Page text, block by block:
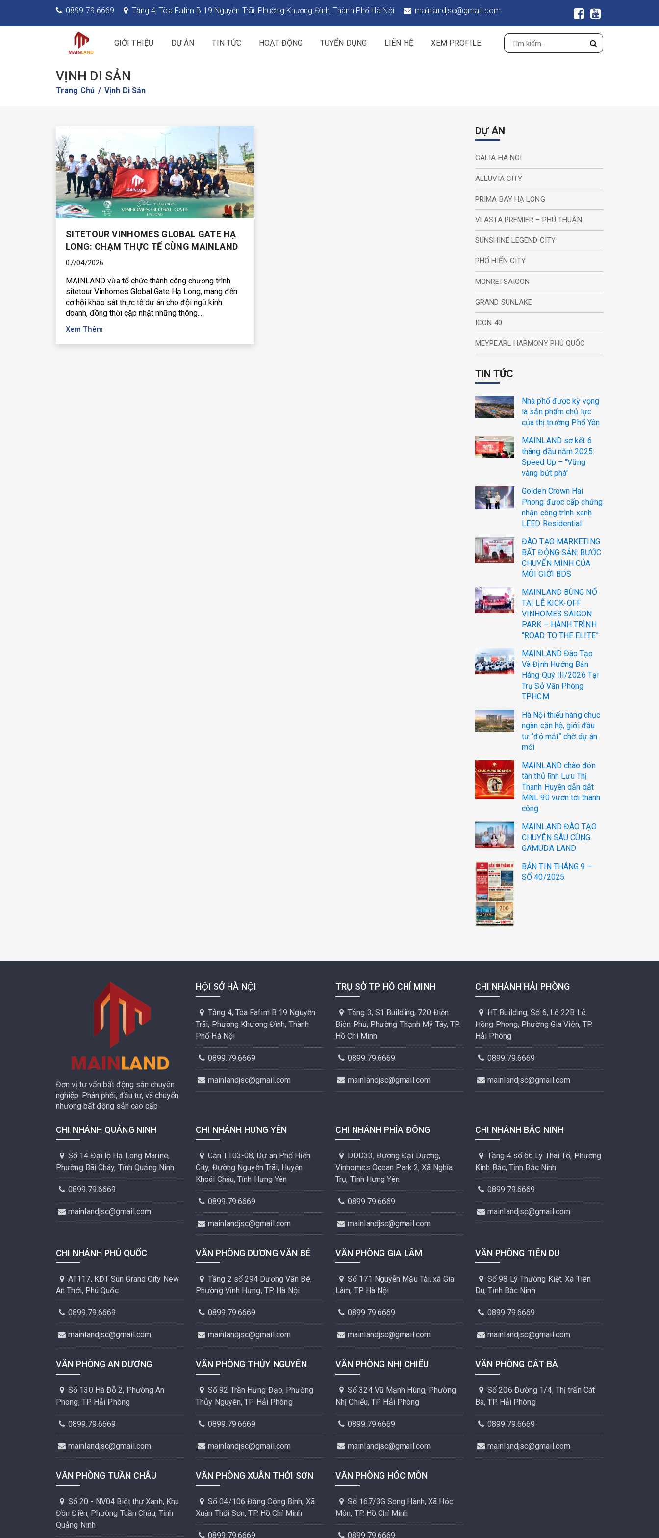
0899.79.6669 Tầng 4, Tòa Fafim B 19 Nguyễn Trãi, Phường Khương Đình, Thành Phố Hà Nội mainlandjsc@gmail.com
GIỚI THIỆU DỰ ÁN TIN TỨC HOẠT ĐỘNG TUYỂN DỤNG LIÊN HỆ XEM PROFILE
VỊNH DI SẢN
Trang Chủ Vịnh Di Sản
SITETOUR VINHOMES GLOBAL GATE HẠ
LONG: CHẠM THỰC TẾ CÙNG MAINLAND
07/04/2026
MAINLAND vừa tổ chức thành công chương trình
sitetour Vinhomes Global Gate Hạ Long, mang đến
cơ hội khảo sát thực tế dự án cho đội ngũ kinh
doanh, đồng thời cập nhật những thông...
Xem Thêm
DỰ ÁN
GALIA HA NOI
ALLUVIA CITY
PRIMA BAY HẠ LONG
VLASTA PREMIER – PHÚ THUẬN
SUNSHINE LEGEND CITY
PHỐ HIẾN CITY
MONREI SAIGON
GRAND SUNLAKE
ICON 40
MEYPEARL HARMONY PHÚ QUỐC
TIN TỨC
Nhà phố được kỳ vọng
là sản phẩm chủ lực
của thị trường Phổ Yên
MAINLAND sơ kết 6
tháng đầu năm 2025:
Speed Up – “Vững
vàng bứt phá”
Golden Crown Hai
Phong được cấp chứng
nhận công trình xanh
LEED Residential
ĐÀO TẠO MARKETING
BẤT ĐỘNG SẢN: BƯỚC
CHUYỂN MÌNH CỦA
MÔI GIỚI BDS
MAINLAND BÙNG NỔ
TẠI LỄ KICK-OFF
VINHOMES SAIGON
PARK – HÀNH TRÌNH
“ROAD TO THE ELITE”
MAINLAND Đào Tạo
Và Định Hướng Bán
Hàng Quý III/2026 Tại
Trụ Sở Văn Phòng
TP.HCM
Hà Nội thiếu hàng chục
ngàn căn hộ, giới đầu
tư “đỏ mắt” chờ dự án
mới
MAINLAND chào đón
tân thủ lĩnh Lưu Thị
Thanh Huyền dẫn dắt
MNL 90 vươn tới thành
công
MAINLAND ĐÀO TẠO
CHUYÊN SÂU CÙNG
GAMUDA LAND
BẢN TIN THÁNG 9 –
SỐ 40/2025
Đơn vị tư vấn bất động sản chuyên
nghiệp. Phân phối, đầu tư, và chuyển
nhượng bất động sản cao cấp
HỘI SỞ HÀ NỘI
Tầng 4, Tòa Fafim B 19 Nguyễn
Trãi, Phường Khương Đình, Thành
Phố Hà Nội
0899.79.6669
mainlandjsc@gmail.com
TRỤ SỞ TP. HỒ CHÍ MINH
Tầng 3, S1 Building, 720 Điện
Biên Phủ, Phường Thạnh Mỹ Tây, TP.
Hồ Chí Minh
0899.79.6669
mainlandjsc@gmail.com
CHI NHÁNH HẢI PHÒNG
HT Building, Số 6, Lô 22B Lê
Hồng Phong, Phường Gia Viên, TP.
Hải Phòng
0899.79.6669
mainlandjsc@gmail.com
CHI NHÁNH QUẢNG NINH
Số 14 Đại lộ Hạ Long Marine,
Phường Bãi Cháy, Tỉnh Quảng Ninh
0899.79.6669
mainlandjsc@gmail.com
CHI NHÁNH HƯNG YÊN
Căn TT03-08, Dự án Phố Hiến
City, Đường Nguyễn Trãi, Huyện
Khoái Châu, Tỉnh Hưng Yên
0899.79.6669
mainlandjsc@gmail.com
CHI NHÁNH PHÍA ĐÔNG
DDD33, Đường Đại Dương,
Vinhomes Ocean Park 2, Xã Nghĩa
Trụ, Tỉnh Hưng Yên
0899.79.6669
mainlandjsc@gmail.com
CHI NHÁNH BẮC NINH
Tầng 4 số 66 Lý Thái Tổ, Phường
Kinh Bắc, Tỉnh Bắc Ninh
0899.79.6669
mainlandjsc@gmail.com
CHI NHÁNH PHÚ QUỐC
AT117, KĐT Sun Grand City New
An Thới, Phú Quốc
0899.79.6669
mainlandjsc@gmail.com
VĂN PHÒNG DƯƠNG VĂN BÉ
Tầng 2 số 294 Dương Văn Bé,
Phường Vĩnh Hưng, TP. Hà Nội
0899.79.6669
mainlandjsc@gmail.com
VĂN PHÒNG GIA LÂM
Số 171 Nguyễn Mậu Tài, xã Gia
Lâm, TP Hà Nội
0899.79.6669
mainlandjsc@gmail.com
VĂN PHÒNG TIÊN DU
Số 98 Lý Thường Kiệt, Xã Tiên
Du, Tỉnh Bắc Ninh
0899.79.6669
mainlandjsc@gmail.com
VĂN PHÒNG AN DƯƠNG
Số 130 Hà Đỗ 2, Phường An
Phong, TP. Hải Phòng
0899.79.6669
mainlandjsc@gmail.com
VĂN PHÒNG THỦY NGUYÊN
Số 92 Trần Hưng Đạo, Phường
Thủy Nguyên, TP. Hải Phòng
0899.79.6669
mainlandjsc@gmail.com
VĂN PHÒNG NHỊ CHIỂU
Số 324 Vũ Mạnh Hùng, Phường
Nhị Chiểu, TP. Hải Phòng
0899.79.6669
mainlandjsc@gmail.com
VĂN PHÒNG CÁT BÀ
Số 206 Đường 1/4, Thị trấn Cát
Bà, TP. Hải Phòng
0899.79.6669
mainlandjsc@gmail.com
VĂN PHÒNG TUẦN CHÂU
Số 20 - NV04 Biệt thự Xanh, Khu
Đồn Điền, Phường Tuần Châu, Tỉnh
Quảng Ninh
VĂN PHÒNG XUÂN THỚI SƠN
Số 04/106 Đặng Công Bỉnh, Xã
Xuân Thới Sơn, TP. Hồ Chí Minh
0899.79.6669
VĂN PHÒNG HÓC MÔN
Số 167/3G Song Hành, Xã Hóc
Môn, TP. Hồ Chí Minh
0899.79.6669